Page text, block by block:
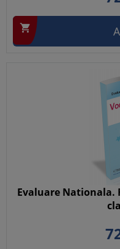

Evaluare Nationala.